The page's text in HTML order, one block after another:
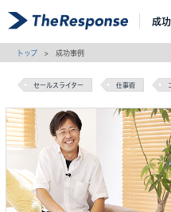
成
トップ > 成功事例
セールスライター 仕事術
セールスライティング マーケティン